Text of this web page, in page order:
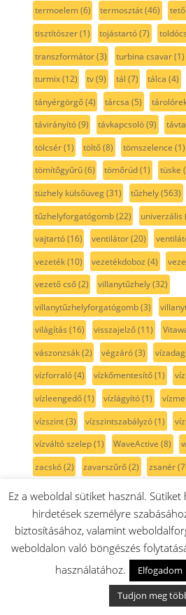
termoelem(6) termosztát(46) tető
tisztítószer(1) tojástartó(7)
transzformátor(3) turbina csavar(1)
turmix(12) tv(9) tál (7) tálca (4)
tányérgörgő(4) tárcsa (5)
távirányító(9) távkapcsoló(9)
tölcsér(1) töltő(8) tömszelence (1)
tömítőgyűrű(6) tömőrúd(1) tüske
tüzhely külsőüveg(31) tűzhely(563)
tűzhelyforgatógomb(22) univerzális
vajtartó(16) ventilátor(20)
vezeték(10) vezetékdoboz (4)
vezető cső(2) villanytűzhely(32)
villanytűzhelyforgatógomb(3)
világítás (16) visszajelző(11)
vászonzsák(2) végzáró(3)
vízforraló(4) vízkőmentesítő(1)
vízleengedő(1) vízlágyító(1)
vízszint(3) vízszintszabályzó(1)
vízváltó szelep(1) WaveActive (8)
zacskó(2) zavarszűrő(2) zsanér
zsanérpersely
(2) zsanértakaró (2)
zsinór(1) zsomp(2) zsírfilter(2)
zsírálló(1) zöldségfiók (50)
égőfedél (35) égőfej
(36) élvédő(5)
üst üstgumi
Ez a weboldal sütiket használ.
hirdetések személyre
biztosításához, valamint
weboldalon való böngészés
használatához.
Elfogadom
Tudjon meg